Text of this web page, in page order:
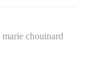
marie chouinard